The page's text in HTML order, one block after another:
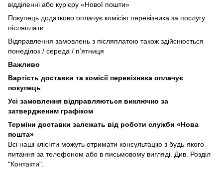
відділенні або кур’єру «Нової пошти»
Покупець додатково оплачує комісію перевізника за послугу
післяплати
Відправлення замовлень з післяплатою також здійснюється
понеділок / середа / п’ятниця
Важливо
Вартість доставки та комісії перевізника оплачує
покупець
Усі замовлення відправляються виключно за
затвердженим графіком
Терміни доставки залежать від роботи служби «Нова
пошта»
Всі наші клієнти можуть отримати консультацію з будь-якого
питання за телефоном або в письмовому вигляді. Див. Розділ
"Контакти".